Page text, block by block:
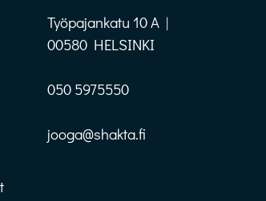
Työpajankatu 10 A |
00580 HELSINKI
050 5975550
jooga@shakta.fi